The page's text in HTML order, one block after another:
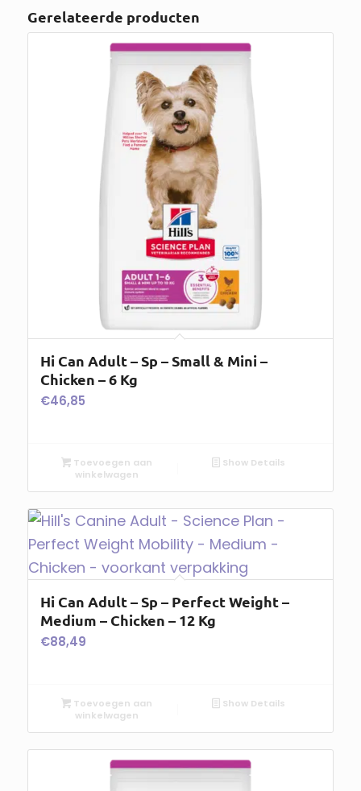
Gerelateerde producten
Hi Can Adult – Sp – Small & Mini –
Chicken – 6 Kg
€46,85
Toevoegen aan
winkelwagen
Show Details
Hi Can Adult – Sp – Perfect Weight –
Medium – Chicken – 12 Kg
€88,49
Toevoegen aan
winkelwagen
Show Details